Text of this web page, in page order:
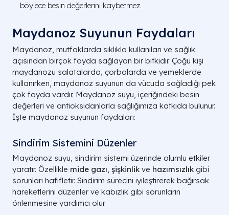
böylece besin değerlerini kaybetmez.
Maydanoz Suyunun Faydaları
Maydanoz, mutfaklarda sıklıkla kullanılan ve sağlık
açısından birçok fayda sağlayan bir bitkidir. Çoğu kişi
maydanozu salatalarda, çorbalarda ve yemeklerde
kullanırken, maydanoz suyunun da vücuda sağladığı pek
çok fayda vardır. Maydanoz suyu, içeriğindeki besin
değerleri ve antioksidanlarla sağlığımıza katkıda bulunur.
İşte maydanoz suyunun faydaları:
Sindirim Sistemini Düzenler
Maydanoz suyu, sindirim sistemi üzerinde olumlu etkiler
yaratır. Özellikle mide gazı, şişkinlik ve hazımsızlık gibi
sorunları hafifletir. Sindirim sürecini iyileştirerek bağırsak
hareketlerini düzenler ve kabızlık gibi sorunların
önlenmesine yardımcı olur.